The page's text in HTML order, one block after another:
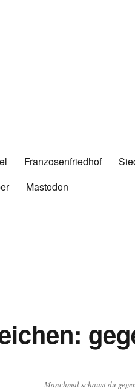
Franzosenfriedhof
Mastodon
Manchmal schaust du